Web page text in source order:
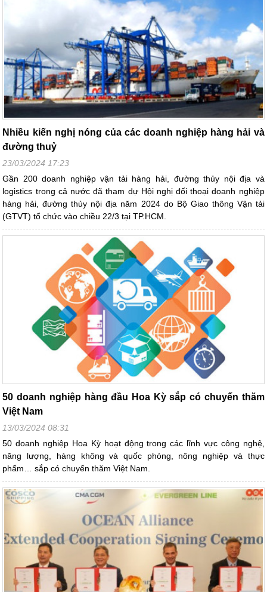
Nhiều kiến nghị nóng của các doanh nghiệp hàng hải và
đường thuỷ
23/03/2024 17:23
Gần 200 doanh nghiệp vận tải hàng hải, đường thủy nội địa và
logistics trong cả nước đã tham dự Hội nghị đối thoại doanh nghiệp
hàng hải, đường thủy nội địa năm 2024 do Bộ Giao thông Vận tải
(GTVT) tổ chức vào chiều 22/3 tại TP.HCM.
50 doanh nghiệp hàng đầu Hoa Kỳ sắp có chuyến thăm
Việt Nam
13/03/2024 08:31
50 doanh nghiệp Hoa Kỳ hoạt động trong các lĩnh vực công nghệ,
năng lượng, hàng không và quốc phòng, nông nghiệp và thực
phẩm… sắp có chuyến thăm Việt Nam.